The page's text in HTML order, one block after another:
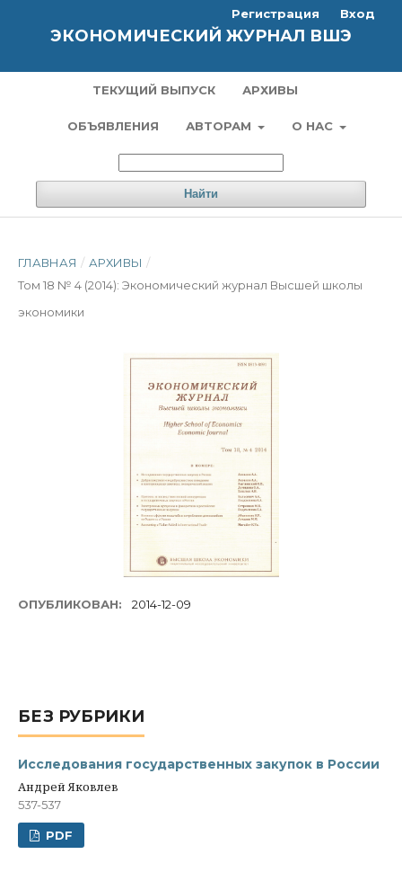
ЭКОНОМИЧЕСКИЙ ЖУРНАЛ ВШЭ
ТЕКУЩИЙ ВЫПУСК АРХИВЫ
ОБЪЯВЛЕНИЯ АВТОРАМ О НАС
Найти
Регистрация Вход
ГЛАВНАЯ / АРХИВЫ /
Том 18 № 4 (2014): Экономический журнал Высшей школы
экономики
ОПУБЛИКОВАН: 2014-12-09
БЕЗ РУБРИКИ
Исследования государственных закупок в России
Андрей Яковлев
537-537
PDF